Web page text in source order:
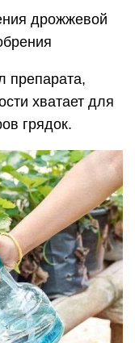
дрожжевой
препарата,
хватает для
грядок.